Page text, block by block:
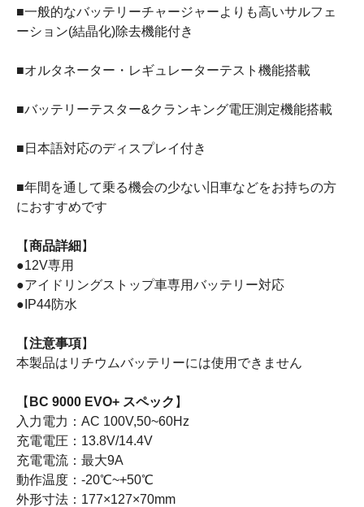
■一般的なバッテリーチャージャーよりも高いサルフェ
ーション(結晶化)除去機能付き
■オルタネーター・レギュレーターテスト機能搭載
■バッテリーテスター&クランキング電圧測定機能搭載
■日本語対応のディスプレイ付き
■年間を通して乗る機会の少ない旧車などをお持ちの方
におすすめです
【商品詳細 】
●12V専用
●アイドリングストップ車専用バッテリー対応
●IP44防水
【注意事項】
本製品はリチウムバッテリーには使用できません
【 BC 9000 EVO+ スペック 】
入力電力：AC 100V,50~60Hz
充電電圧：13.8V/14.4V
充電電流：最大9A
動作温度：-20℃~+50℃
外形寸法：177×127×70mm